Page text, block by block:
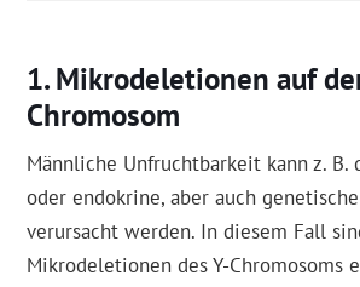
Mikrodeletionen auf
Chromosom
Männliche Unfruchtbarkeit kann z. B.
oder endokrine, aber auch
verursacht werden. In diesem Fall
Mikrodeletionen des Y-Chromosoms